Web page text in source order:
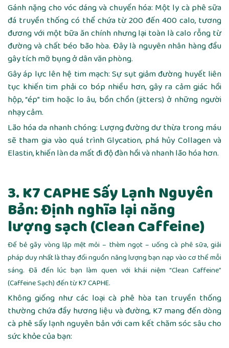
Gánh nặng cho vóc dáng và chuyển hóa: Một ly cà phê sữa
đá truyền thống có thể chứa từ 200 đến 400 calo, tương
đương với một bữa ăn chính nhưng lại toàn là calo rỗng từ
đường và chất béo bão hòa. Đây là nguyên nhân hàng đầu
gây tích mỡ bụng ở dân văn phòng.
Gây áp lực lên hệ tim mạch: Sự sụt giảm đường huyết liên
tục khiến tim phải co bóp nhiều hơn, gây ra cảm giác hồi
hộp, “ép” tim hoặc lo âu, bồn chồn (jitters) ở những người
nhạy cảm.
Lão hóa da nhanh chóng: Lượng đường dư thừa trong máu
sẽ tham gia vào quá trình Glycation, phá hủy Collagen và
Elastin, khiến làn da mất đi độ đàn hồi và nhanh lão hóa hơn.
3. K7 CAPHE Sấy Lạnh Nguyên
Bản: Định nghĩa lại năng
lượng sạch (Clean Caffeine)
Để bẻ gãy vòng lặp mệt mỏi – thèm ngọt – uống cà phê sữa, giải
pháp duy nhất là thay đổi nguồn năng lượng bạn nạp vào cơ thể mỗi
sáng. Đã đến lúc bạn làm quen với khái niệm “Clean Caffeine”
(Caffeine Sạch) đến từ K7 CAPHE.
Không giống như các loại cà phê hòa tan truyền thống
thường chứa đầy hương liệu và đường, K7 mang đến dòng
cà phê sấy lạnh nguyên bản với cam kết chăm sóc sâu cho
sức khỏe của bạn: